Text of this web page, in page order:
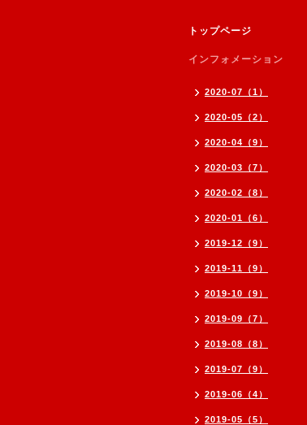
トップページ
インフォメーション
2020-07（1）
2020-05（2）
2020-04（9）
2020-03（7）
2020-02（8）
2020-01（6）
2019-12（9）
2019-11（9）
2019-10（9）
2019-09（7）
2019-08（8）
2019-07（9）
2019-06（4）
2019-05（5）